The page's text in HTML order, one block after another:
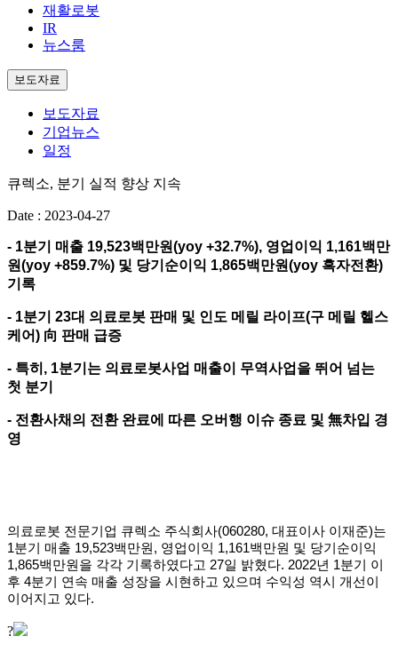
재활로봇
IR
뉴스룸
보도자료
보도자료
기업뉴스
일정
큐렉소, 분기 실적 향상 지속
Date : 2023-04-27
- 1분기 매출 19,523백만원(yoy +32.7%), 영업이익 1,161백만
원(yoy +859.7%) 및 당기순이익 1,865백만원(yoy 흑자전환)
기록
- 1분기 23대 의료로봇 판매 및 인도 메릴 라이프(구 메릴 헬스
케어) 向 판매 급증
- 특히, 1분기는 의료로봇사업 매출이 무역사업을 뛰어 넘는
첫 분기
- 전환사채의 전환 완료에 따른 오버행 이슈 종료 및 無차입 경
영
의료로봇 전문기업 큐렉소 주식회사(060280, 대표이사 이재준)는
1분기 매출 19,523백만원, 영업이익 1,161백만원 및 당기순이익
1,865백만원을 각각 기록하였다고 27일 밝혔다. 2022년 1분기 이
후 4분기 연속 매출 성장을 시현하고 있으며 수익성 역시 개선이
이어지고 있다.
?